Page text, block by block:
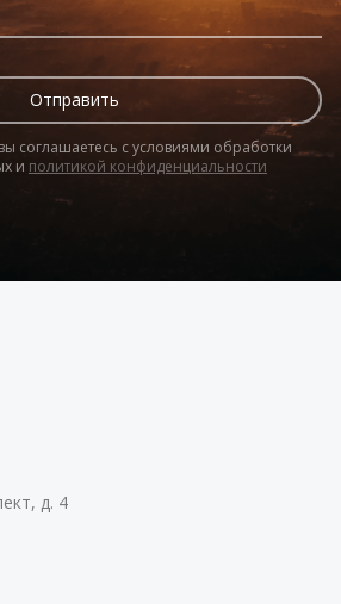
соглашаетесь с условиями обработки
и политикой конфиденциальности
д. 4